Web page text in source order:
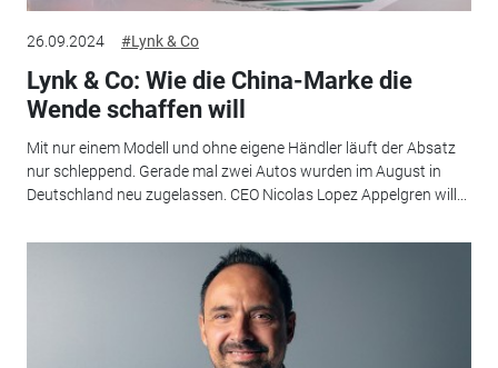
26.09.2024 #Lynk & Co
Lynk & Co: Wie die China-Marke die
Wende schaffen will
Mit nur einem Modell und ohne eigene Händler läuft der Absatz
nur schleppend. Gerade mal zwei Autos wurden im August in
Deutschland neu zugelassen. CEO Nicolas Lopez Appelgren will...